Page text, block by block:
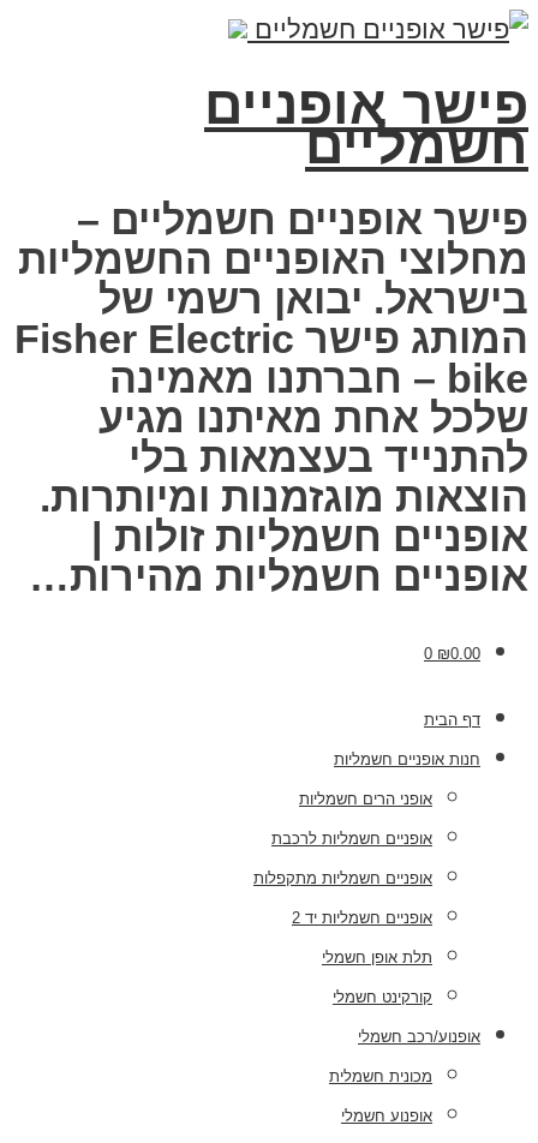
פישר אופניים
חשמליים
פישר אופניים חשמליים –
מחלוצי האופניים החשמליות
בישראל. יבואן רשמי של
המותג פישר Fisher Electric
bike – חברתנו מאמינה
שלכל אחת מאיתנו מגיע
להתנייד בעצמאות בלי
הוצאות מוגזמנות ומיותרות.
אופניים חשמליות זולות |
אופניים חשמליות מהירות…
₪0.00
0
דף הבית
חנות אופניים חשמליות
אופני הרים חשמליות
אופניים חשמליות לרכבת
אופניים חשמליות מתקפלות
אופניים חשמליות יד 2
תלת אופן חשמלי
קורקינט חשמלי
אופנוע/רכב חשמלי
מכונית חשמלית
אופנוע חשמלי